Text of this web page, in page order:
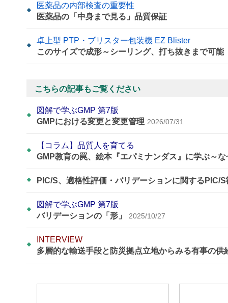
医薬品の内部検査の重要性
医薬品の「中身まで見る」品質保証
卓上型 PTP・ブリスター包装機 EZ Blister
このサイズで成形～シーリング、打ち抜きまで可能
こちらの記事もご覧ください
図解で学ぶGMP 第7版
GMPにおける変更と変更管理 2026/07/31
【コラム】品質人を育てる
GMP教育の罠、絵本『エパミナンダス』に学ぶ～
PIC/S、適格性評価・バリデーションに関するPIC/
図解で学ぶGMP 第7版
バリデーションの「形」
2025/10/27
INTERVIEW
多層的な輸送手段と防災拠点立地からみる有事の